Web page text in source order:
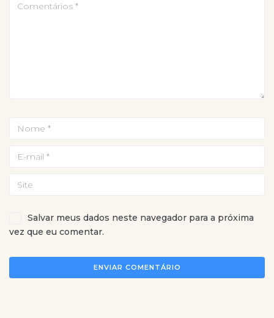
Salvar meus dados neste navegador para a próxima
vez que eu comentar.